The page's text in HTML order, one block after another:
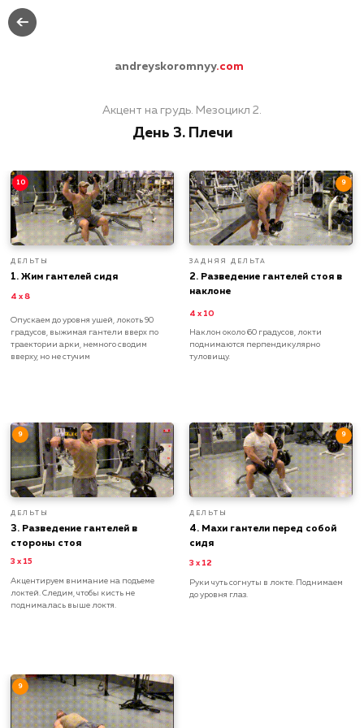
Акцент на грудь. Мезоцикл 2.
День 3. Плечи
andreyskoromnyy.com
2. Разведение гантелей стоя в
наклоне
Наклон около 60 градусов, локти
поднимаются перпендикулярно
туловищу.
4 х 10
ЗАДНЯЯ ДЕЛЬТА
10 9
1.Жим гантелей сидя
Опускаем до уровня ушей, локоть 90
градусов, выжимая гантели вверх по
траектории арки, немного сводим
вверху, но не стучим
4 х 8
ДЕЛЬТЫ
3. Разведение гантелей в
стороны стоя
Акцентируем внимание на подъеме
локтей. Следим, чтобы кисть не
поднималась выше локтя.
3 х 15
ДЕЛЬТЫ
4. Махи гантели перед собой
сидя
Руки чуть согнуты в локте. Поднимаем
до уровня глаз.
3 х 12
ДЕЛЬТЫ
9 9
9